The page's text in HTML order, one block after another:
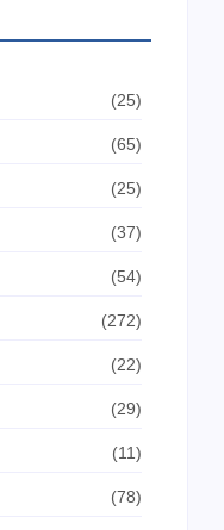
(25)
(65)
(25)
(37)
(54)
(272)
(22)
(29)
(11)
(78)